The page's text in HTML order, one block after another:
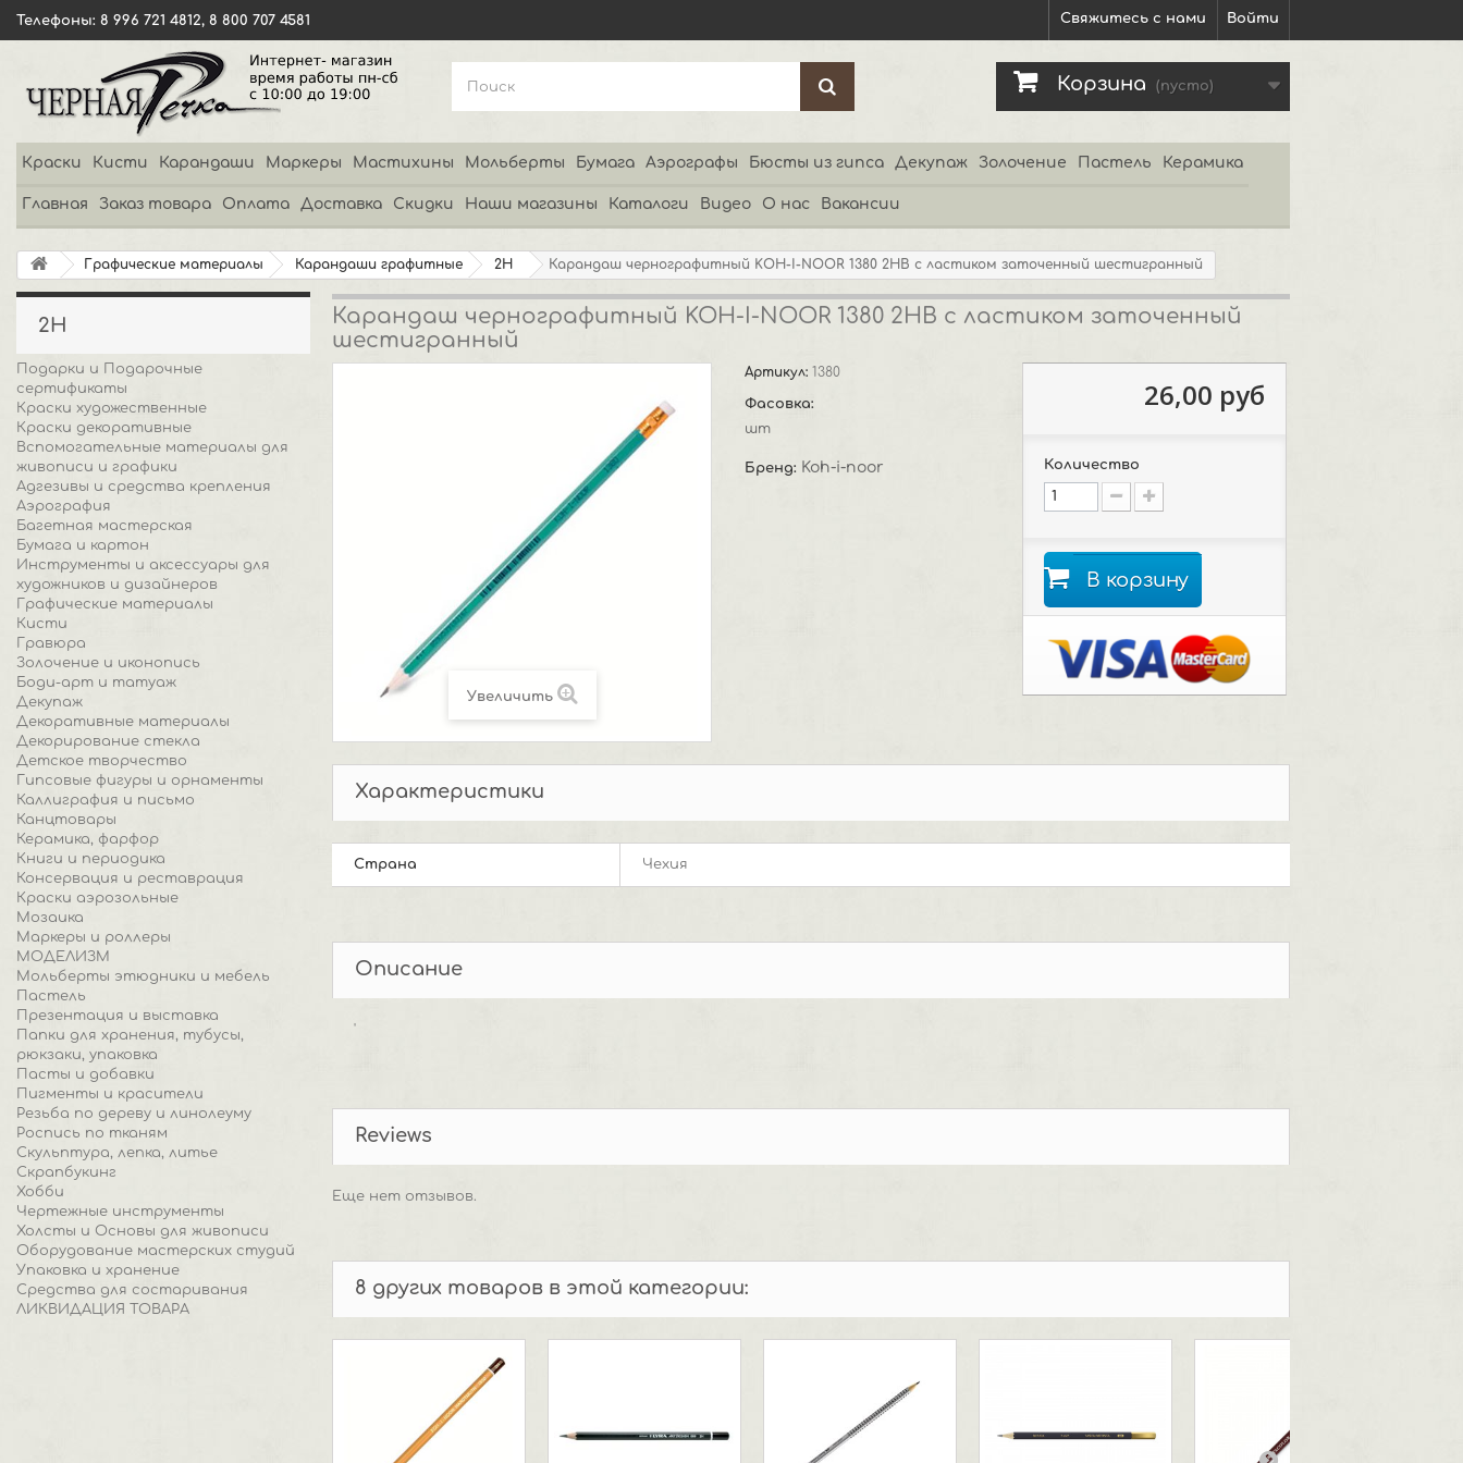
Войти
Свяжитесь с нами
Телефоны: 8 996 721 4812, 8 800 707 4581
Корзина (пусто)
Краски Кисти Карандаши Маркеры Мастихины Мольберты Бумага Аэрографы Бюсты из гипса Декупаж Золочение Пастель Керамика
Главная Заказ товара Оплата Доставка Скидки Наши магазины Каталоги Видео О нас Вакансии
Графические материалы Карандаши графитные 2H Карандаш чернографитный KOH-I-NOOR 1380 2НВ с ластиком заточенный шестигранный
2H
Подарки и Подарочные
сертификаты
Краски художественные
Краски декоративные
Вспомогательные материалы для
живописи и графики
Адгезивы и средства крепления
Аэрография
Багетная мастерская
Бумага и картон
Инструменты и аксессуары для
художников и дизайнеров
Графические материалы
Кисти
Гравюра
Золочение и иконопись
Боди-арт и татуаж
Декупаж
Декоративные материалы
Декорирование стекла
Детское творчество
Гипсовые фигуры и орнаменты
Каллиграфия и письмо
Канцтовары
Керамика, фарфор
Книги и периодика
Консервация и реставрация
Краски аэрозольные
Мозаика
Маркеры и роллеры
МОДЕЛИЗМ
Мольберты этюдники и мебель
Пастель
Презентация и выставка
Папки для хранения, тубусы,
рюкзаки, упаковка
Пасты и добавки
Пигменты и красители
Резьба по дереву и линолеуму
Роспись по тканям
Скульптура, лепка, литье
Скрапбукинг
Хобби
Чертежные инструменты
Холсты и Основы для живописи
Оборудование мастерских студий
Упаковка и хранение
Средства для состаривания
ЛИКВИДАЦИЯ ТОВАРА
Карандаш чернографитный KOH-I-NOOR 1380 2НВ с ластиком заточенный
шестигранный
Увеличить
Артикул:1380
Фасовка:
шт
Бренд: Koh-i-noor
26,00 руб
Количество
В корзину
Характеристики
Страна Чехия
Описание
'
Reviews
Еще нет отзывов.
8 других товаров в этой категории: